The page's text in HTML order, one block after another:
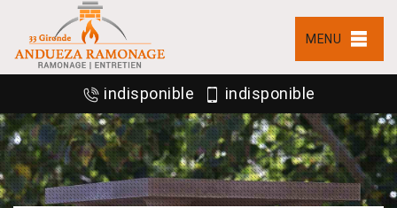
MENU
indisponible indisponible